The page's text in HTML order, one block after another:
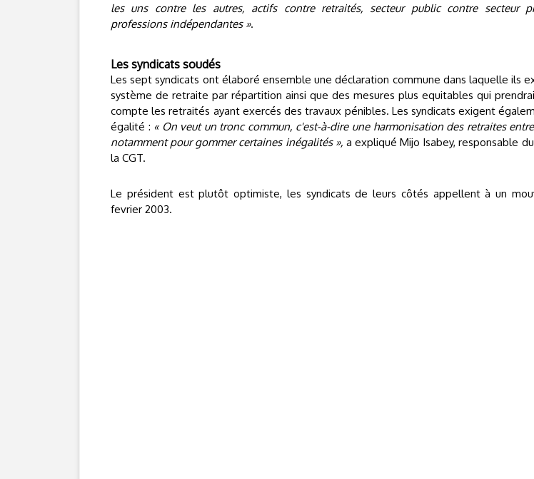
les uns contre les autres, actifs contre retraités, secteur public contre secteur
professions indépendantes ».
Les syndicats soudés
Les sept syndicats ont élaboré ensemble une déclaration commune dans laquelle ils
système de retraite par répartition ainsi que des mesures plus equitables qui
compte les retraités ayant exercés des travaux pénibles. Les syndicats exigent
égalité : « On veut un tronc commun, c'est-à-dire une harmonisation des retraites
notamment pour gommer certaines inégalités », a expliqué Mijo Isabey, responsable
la CGT.
Le président est plutôt optimiste, les syndicats de leurs côtés appellent à un
fevrier 2003.